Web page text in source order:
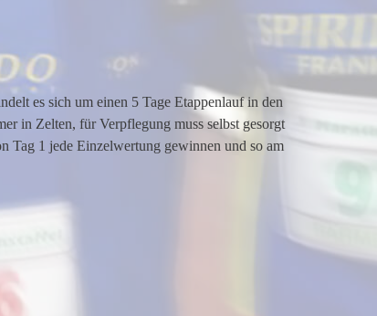
es sich um einen 5 Tage Etappenlauf in den
in Zelten, für Verpflegung muss selbst gesorgt
Tag 1 jede Einzelwertung gewinnen und so am